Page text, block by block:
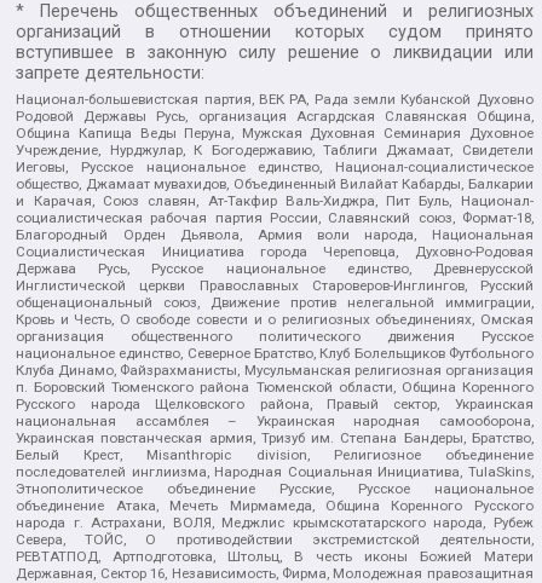
* Перечень общественных объединений и религиозных
организаций в отношении которых судом принято
вступившее в законную силу решение о ликвидации или
запрете деятельности:
Национал-большевистская партия, ВЕК РА, Рада земли Кубанской Духовно
Родовой Державы Русь, организация Асгардская Славянская Община,
Община Капища Веды Перуна, Мужская Духовная Семинария Духовное
Учреждение, Нурджулар, К Богодержавию, Таблиги Джамаат, Свидетели
Иеговы, Русское национальное единство, Национал-социалистическое
общество, Джамаат мувахидов, Объединенный Вилайат Кабарды, Балкарии
и Карачая, Союз славян, Ат-Такфир Валь-Хиджра, Пит Буль, Национал-
социалистическая рабочая партия России, Славянский союз, Формат-18,
Благородный Орден Дьявола, Армия воли народа, Национальная
Социалистическая Инициатива города Череповца, Духовно-Родовая
Держава Русь, Русское национальное единство, Древнерусской
Инглистической церкви Православных Староверов-Инглингов, Русский
общенациональный союз, Движение против нелегальной иммиграции,
Кровь и Честь, О свободе совести и о религиозных объединениях, Омская
организация общественного политического движения Русское
национальное единство, Северное Братство, Клуб Болельщиков Футбольного
Клуба Динамо, Файзрахманисты, Мусульманская религиозная организация
п. Боровский Тюменского района Тюменской области, Община Коренного
Русского народа Щелковского района, Правый сектор, Украинская
национальная ассамблея – Украинская народная самооборона,
Украинская повстанческая армия, Тризуб им. Степана Бандеры, Братство,
Белый Крест, Misanthropic division, Религиозное объединение
последователей инглиизма, Народная Социальная Инициатива, TulaSkins,
Этнополитическое объединение Русские, Русское национальное
объединение Атака, Мечеть Мирмамеда, Община Коренного Русского
народа г. Астрахани, ВОЛЯ, Меджлис крымскотатарского народа, Рубеж
Севера, ТОЙС, О противодействии экстремистской деятельности,
РЕВТАТПОД, Артподготовка, Штольц, В честь иконы Божией Матери
Державная, Сектор 16, Независимость, Фирма, Молодежная правозащитная